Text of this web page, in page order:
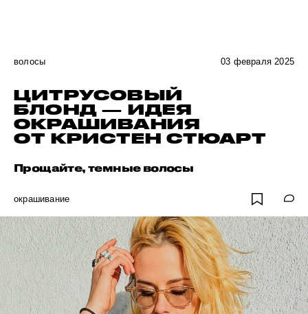
волосы 03 февраля 2025
ЦИТРУСОВЫЙ
БЛОНД — ИДЕЯ
ОКРАШИВАНИЯ
ОТ КРИСТЕН СТЮАРТ
Прощайте, темные волосы
окрашивание